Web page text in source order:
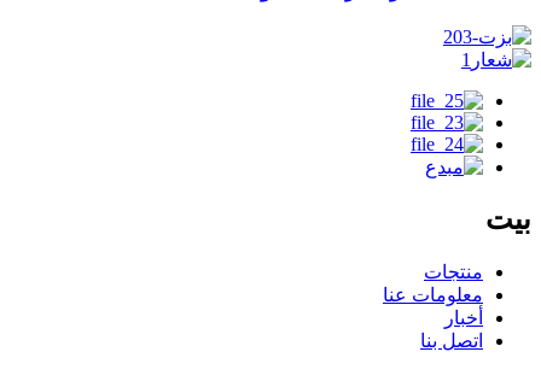
بيت
منتجات
معلومات عنا
أخبار
اتصل بنا